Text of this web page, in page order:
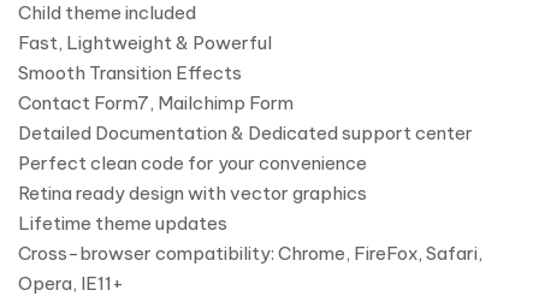
Child theme included
Fast, Lightweight & Powerful
Smooth Transition Effects
Contact Form7, Mailchimp Form
Detailed Documentation & Dedicated support center
Perfect clean code for your convenience
Retina ready design with vector graphics
Lifetime theme updates
Cross-browser compatibility: Chrome, FireFox, Safari,
Opera, IE11+